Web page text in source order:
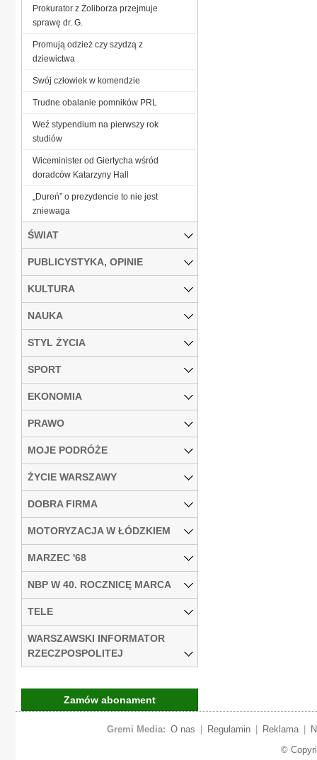
Prokurator z Żoliborza przejmuje
sprawę dr. G.
Promują odzież czy szydzą z
dziewictwa
Swój człowiek w komendzie
Trudne obalanie pomników PRL
Weź stypendium na pierwszy rok
studiów
Wiceminister od Giertycha wśród
doradców Katarzyny Hall
„Dureń” o prezydencie to nie jest
zniewaga
ŚWIAT
PUBLICYSTYKA, OPINIE
KULTURA
NAUKA
STYL ŻYCIA
SPORT
EKONOMIA
PRAWO
MOJE PODRÓŻE
ŻYCIE WARSZAWY
DOBRA FIRMA
MOTORYZACJA W ŁÓDZKIEM
MARZEC '68
NBP W 40. ROCZNICĘ MARCA
TELE
WARSZAWSKI INFORMATOR
RZECZPOSPOLITEJ
Zamów abonament
Gremi Media: O nas Regulamin Reklama
©